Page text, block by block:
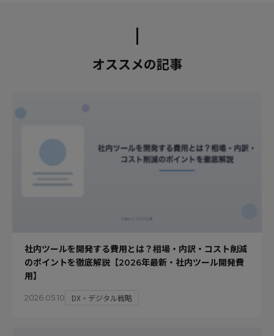
オススメの記事
社内ツールを開発する費用とは？相場・内訳・コスト削減
のポイントを徹底解説【2026年最新・社内ツール開発費
用】
2026.05.10 DX・デジタル戦略